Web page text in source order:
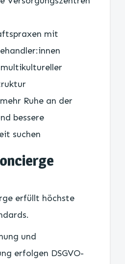
mit
Ruhe an der
bessere
suchen
erfüllt höchste
und
erfolgen DSGVO-